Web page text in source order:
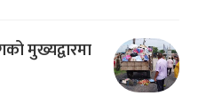
मुख्यद्वारमा